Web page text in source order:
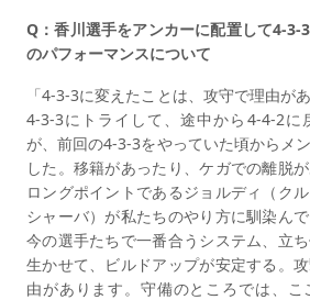
Q：香川選手をアンカーに配置して4-3-
のパフォーマンスについて
「4-3-3に変えたことは、攻守で理由が
4-3-3にトライして、途中から4-4-2に
が、前回の4-3-3をやっていた頃からメ
した。移籍があったり、ケガでの離脱
ロングポイントであるジョルディ（ク
シャーバ）が私たちのやり方に馴染んで
今の選手たちで一番合うシステム、立
生かせて、ビルドアップが安定する。
由があります。守備のところでは、こ